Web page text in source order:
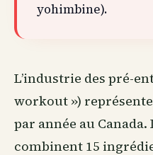
yohimbine).
L’industrie des pré-
workout »)
par année au Canada.
combinent 15